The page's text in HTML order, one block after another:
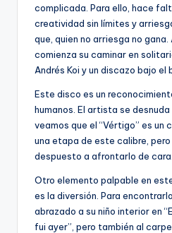
complicada. Para ello, hace
creatividad sin límites y
que, quien no arriesga no gana.
comienza su caminar en
Andrés Koi y un discazo bajo el
Este disco es un
humanos. El artista se
veamos que el “Vértigo” es un
una etapa de este calibre,
despuesto a afrontarlo de cara.
Otro elemento palpable en
es la diversión. Para
abrazado a su niño interior en
fui ayer”, pero también al